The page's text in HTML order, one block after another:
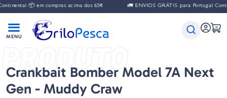
📦 em compras acima dos 65€ 🚛 ENVIOS GRÁTIS para Portugal
PRODUTO
Crankbait Bomber Model 7A Next
Gen - Muddy Craw